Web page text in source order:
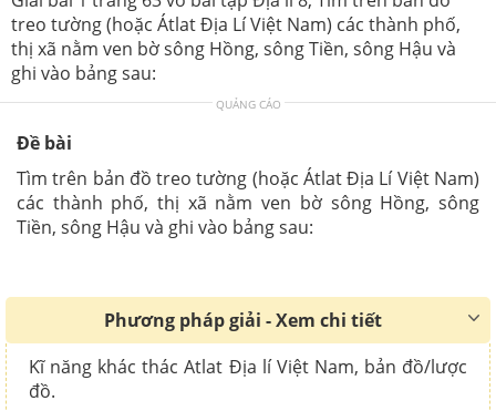
treo tường (hoặc Átlat Địa Lí Việt Nam) các thành phố,
thị xã nằm ven bờ sông Hồng, sông Tiền, sông Hậu và
ghi vào bảng sau:
QUẢNG CÁO
Đề bài
Tìm trên bản đồ treo tường (hoặc Átlat Địa Lí Việt Nam)
các thành phố, thị xã nằm ven bờ sông Hồng, sông
Tiền, sông Hậu và ghi vào bảng sau:
Phương pháp giải - Xem chi tiết
Kĩ năng khác thác Atlat Địa lí Việt Nam, bản đồ/lược
đồ.